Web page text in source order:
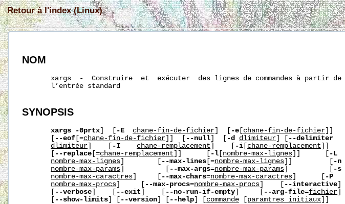
Retour à l'index (Linux)
NOM
       xargs  -  Construire  et  exécuter  des lignes de commandes à partir de
       l’entrée standard
SYNOPSIS
xargs -0prtx]  [ -E chane-fin-de-fichier]  [ -e [chane-fin-de-fichier]]
       [
--eof [=chane-fin-de-fichier]]  [ --null]  [ -d d limiteur] [ --delimiter
d limiteur]    [ -I chane-remplacement]    [ -i [chane-remplacement]]
       [
--replace [=chane-remplacement]]      [ -l [nombre-max-lignes]]      [ -L
nombre-max-lignes]        [ --max-lines [=nombre-max-lignes]]         [ -n
nombre-max-params]          [ --max-args=nombre-max-params]          [ -s
nombre-max-caractres]     [ --max-chars=nombre-max-caractres]      [ -P
nombre-max-procs]     [ --max-procs=nombre-max-procs]    [ --interactive]
       [
--verbose]    [ --exit]    [ --no-run-if-empty]     [ --arg-file=fichier]
       [
--show-limits] [ --version] [ --help] [commande [paramtres_initiaux]]